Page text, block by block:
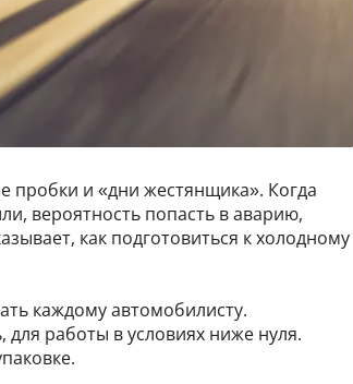
пробки и «дни жестянщика». Когда
вероятность попасть в аварию,
как подготовиться к холодному
каждому автомобилисту.
для работы в условиях ниже нуля.